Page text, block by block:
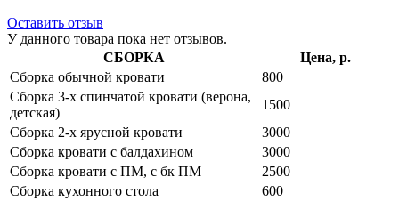
Оставить отзыв
У данного товара пока нет отзывов.
СБОРКА
Цена, р.
Сборка обычной кровати
800
Сборка 3-х спинчатой кровати (верона,
детская)
1500
Сборка 2-х ярусной кровати
3000
Сборка кровати с балдахином
3000
Сборка кровати с ПМ, с бк ПМ
2500
Сборка кухонного стола
600